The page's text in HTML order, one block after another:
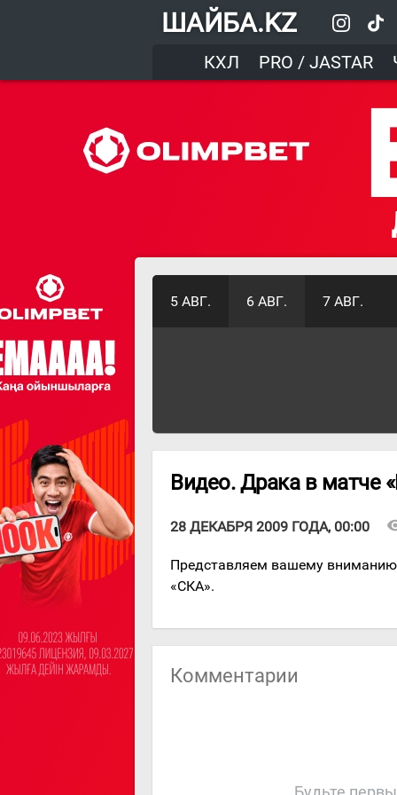
ШАЙБА.KZ
КХЛ
PRO / JASTAR
5 АВГ. 6 АВГ. 7 АВГ.
Видео. Драка в матче
28 ДЕКАБРЯ 2009 ГОДА, 00:00
Представляем вашему
«СКА».
Комментарии